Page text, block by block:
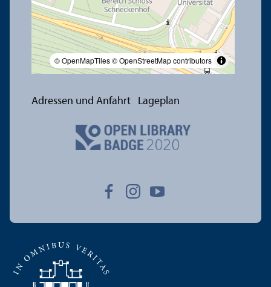
© OpenMapTiles© OpenStreetMap contributors
Adressen und Anfahrt Lageplan